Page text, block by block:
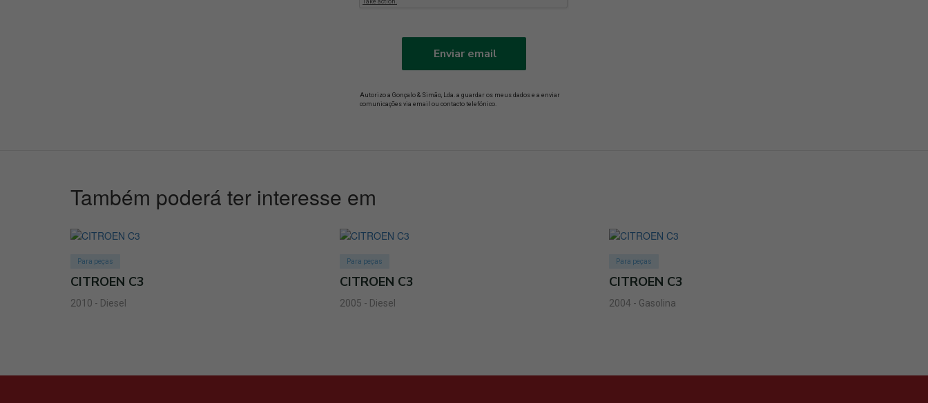
Enviar email
Autorizo a Gonçalo & Simão, Lda. a guardar os meus dados e a enviar
comunicações via email ou contacto telefónico.
Também poderá ter interesse em
Para peças
CITROEN C3
2010 - Diesel
Para peças
CITROEN C3
2005 - Diesel
Para peças
CITROEN C3
2004 - Gasolina